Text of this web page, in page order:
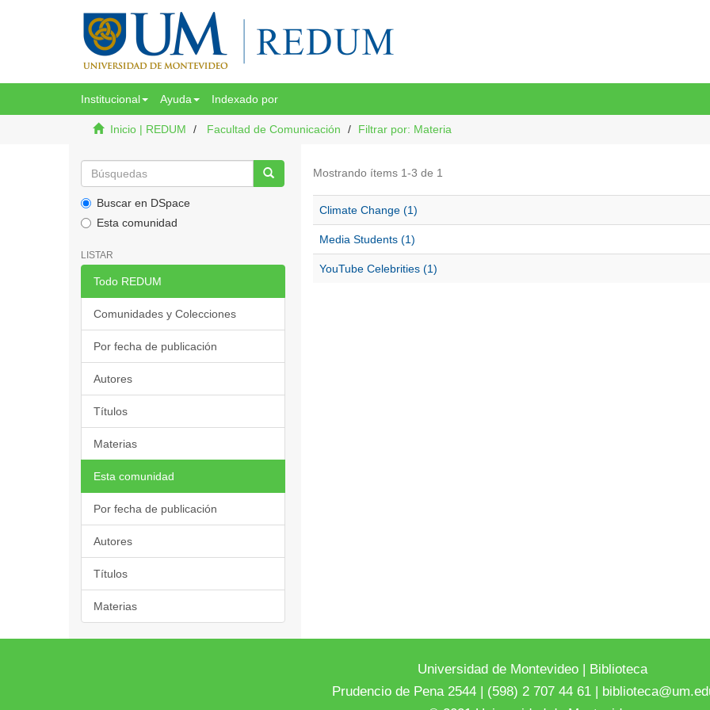
Institucional Ayuda Indexado por
Inicio | REDUM Facultad de Comunicación Filtrar por: Materia
Buscar en DSpace
Esta comunidad
LISTAR
Todo REDUM
Comunidades y Colecciones
Por fecha de publicación
Autores
Títulos
Materias
Esta comunidad
Por fecha de publicación
Autores
Títulos
Materias
Mostrando ítems 1-3 de 1
Climate Change (1)
Media Students (1)
YouTube Celebrities (1)
Universidad de Montevideo | Biblioteca
Prudencio de Pena 2544 | (598) 2 707 44 61 |